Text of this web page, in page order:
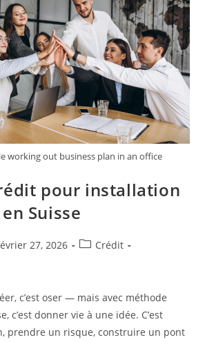
working out business plan in an office
pour installation
Suisse
:
27, 2026
PostCrédit
c’est oser — mais avec méthode
c’est donner vie à une idée. C’est
prendre un risque, construire un pont